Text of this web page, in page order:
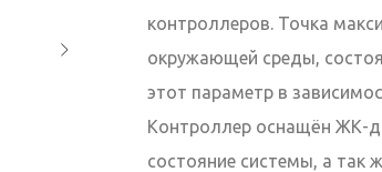
контроллеров. Точка
окружающей среды,
этот параметр в
Контроллер оснащён ЖК-
состояние системы, а так